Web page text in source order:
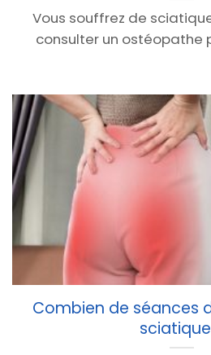
Vous souffrez de
consulter un ostéopathe
Combien de séances